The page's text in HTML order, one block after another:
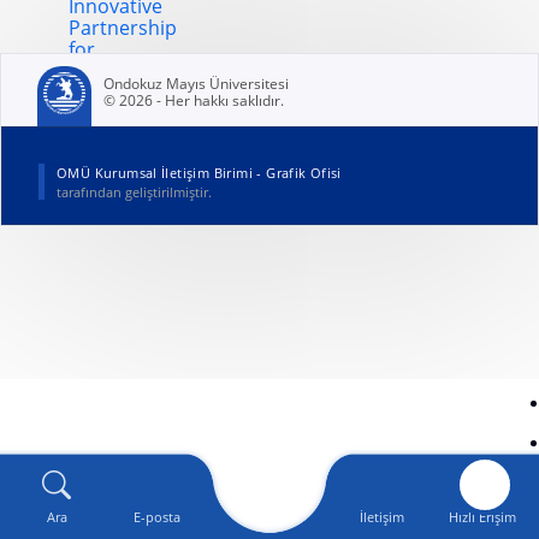
Ara E-posta İletişim Hızlı Erişim
Innovative
Partnership
for
Environmental
Research
and
Ondokuz Mayıs Üniversitesi
© 2026 - Her hakkı saklıdır.
OMÜ Kurumsal İletişim Birimi - Grafik Ofisi
tarafından geliştirilmiştir.